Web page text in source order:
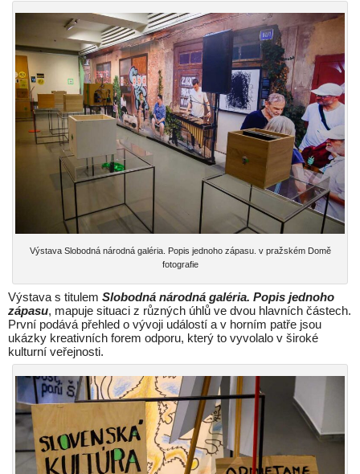
Výstava Slobodná národná galéria. Popis jednoho zápasu. v pražském Domě
fotografie
Výstava s titulem Slobodná národná galéria. Popis jednoho
zápasu, mapuje situaci z různých úhlů ve dvou hlavních částech.
První podává přehled o vývoji událostí a v horním patře jsou
ukázky kreativních forem odporu, který to vyvolalo v široké
kulturní veřejnosti.